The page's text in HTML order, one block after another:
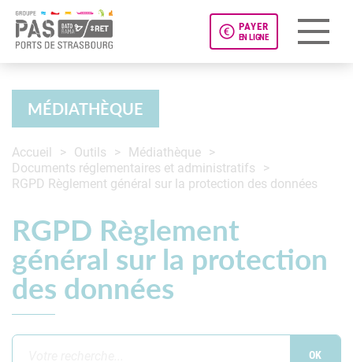
PAYER
EN LIGNE
MÉDIATHÈQUE
Accueil Outils
Médiathèque
Documents réglementaires et administratifs
RGPD Règlement général sur la protection des données
RGPD Règlement
général sur la protection
des données